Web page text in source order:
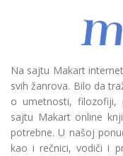
Na sajtu Makart
svih žanrova. Bilo da
o umetnosti, filozofiji,
sajtu Makart online
potrebne. U našoj
kao i rečnici, vodiči i